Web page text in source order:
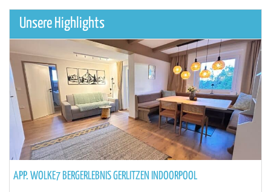
Unsere Highlights
APP. WOLKE7 BERGERLEBNIS GERLITZEN INDOORPOOL